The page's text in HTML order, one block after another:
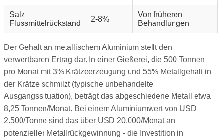
Salz
Flussmittelrückstand
2-8%
Von früheren
Behandlungen
Der Gehalt an metallischem Aluminium stellt den
verwertbaren Ertrag dar. In einer Gießerei, die 500 Tonnen
pro Monat mit 3% Krätzeerzeugung und 55% Metallgehalt in
der Krätze schmilzt (typische unbehandelte
Ausgangssituation), beträgt das abgeschiedene Metall etwa
8,25 Tonnen/Monat. Bei einem Aluminiumwert von USD
2.500/Tonne sind das über USD 20.000/Monat an
potenzieller Metallrückgewinnung - die Investition in